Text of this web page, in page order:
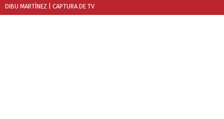
DIBU MARTÍNEZ | CAPTURA DE TV